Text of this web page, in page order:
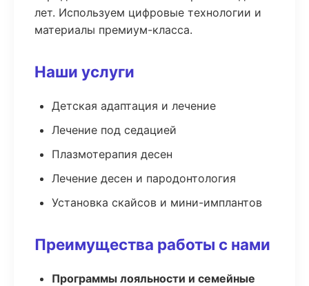
лет. Используем цифровые технологии и
материалы премиум-класса.
Наши услуги
Детская адаптация и лечение
Лечение под седацией
Плазмотерапия десен
Лечение десен и пародонтология
Установка скайсов и мини-имплантов
Преимущества работы с нами
Программы лояльности и семейные